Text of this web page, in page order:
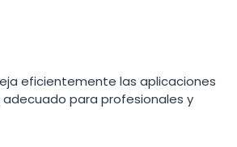
eficientemente las aplicaciones
para profesionales y